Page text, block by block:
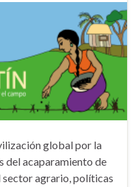
global por la
del acaparamiento de
sector agrario, políticas